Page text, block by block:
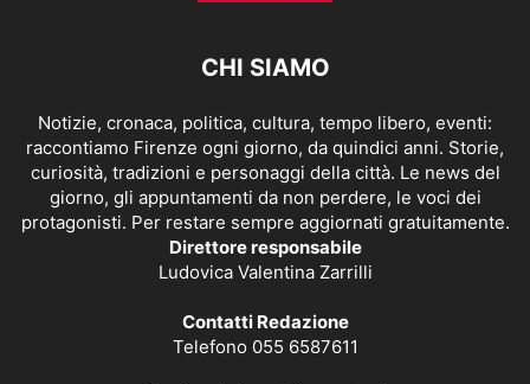
CHI SIAMO
Notizie, cronaca, politica, cultura, tempo libero, eventi:
raccontiamo Firenze ogni giorno, da quindici anni. Storie,
curiosità, tradizioni e personaggi della città. Le news del
giorno, gli appuntamenti da non perdere, le voci dei
protagonisti. Per restare sempre aggiornati gratuitamente.
Direttore responsabile
Ludovica Valentina Zarrilli
Contatti Redazione
Telefono 055 6587611